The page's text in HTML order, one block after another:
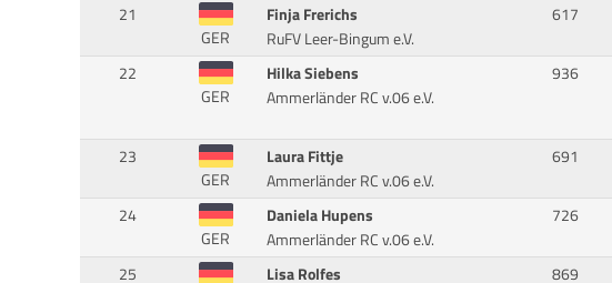
21
GER
Finja Frerichs
RuFV Leer-Bingum e.V.
617
22
GER
Hilka Siebens
Ammerländer RC v.06 e.V.
936
23
GER
Laura Fittje
Ammerländer RC v.06 e.V.
691
24
GER
Daniela Hupens
Ammerländer RC v.06 e.V.
726
25
Lisa Rolfes
869